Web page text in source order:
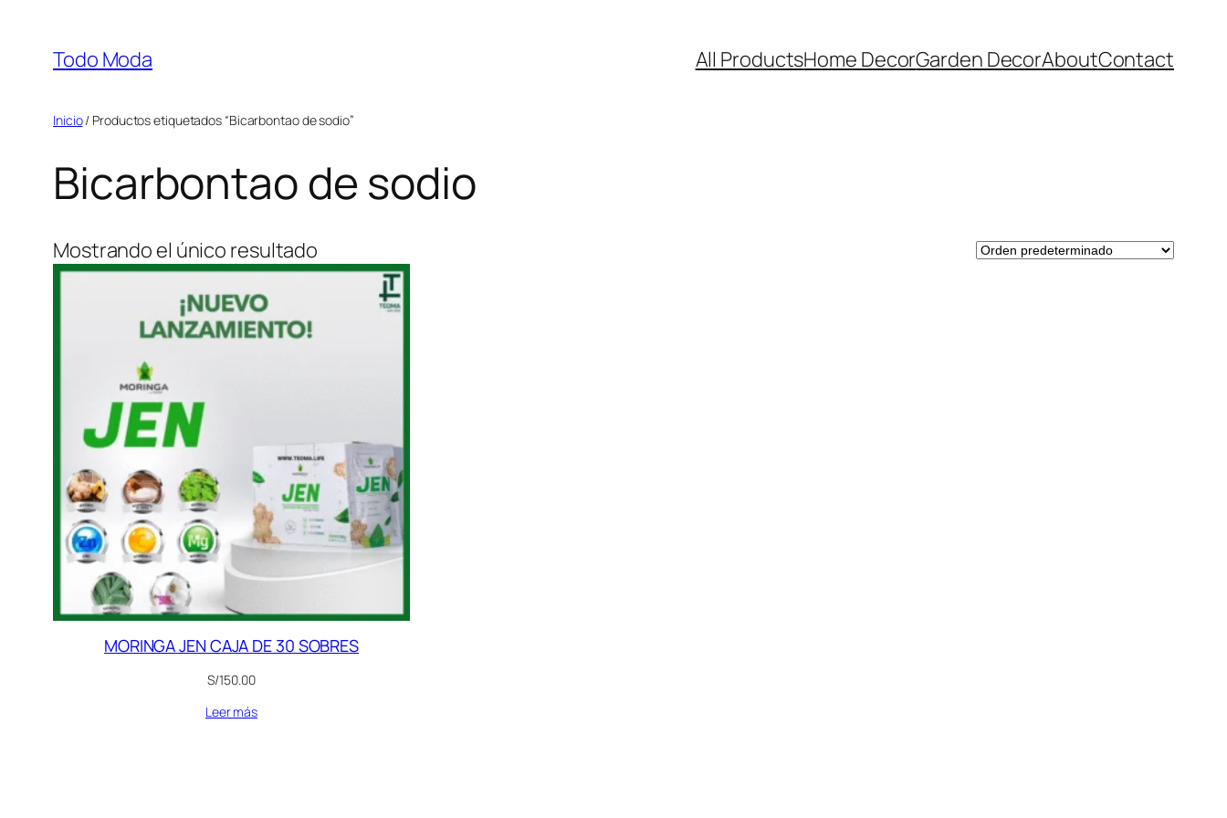
contenido
Todo Moda All ProductsHome DecorGarden DecorAboutContact
Inicio/ Productos etiquetados “Bicarbontao de sodio”
Bicarbontao de sodio
Mostrando el único resultado
MORINGA JEN CAJA DE 30 SOBRES
S/150.00
Leer más